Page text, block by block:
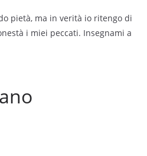
pietà, ma in verità io ritengo di
i miei peccati. Insegnami a